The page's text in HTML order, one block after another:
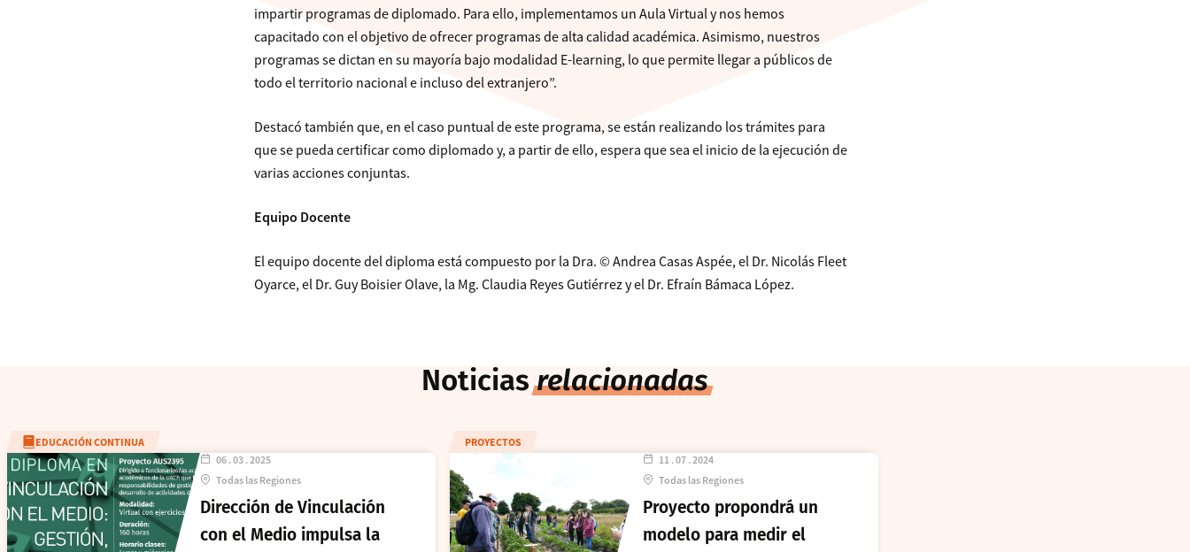
impartir programas de diplomado. Para ello, implementamos un Aula Virtual y nos hemos
capacitado con el objetivo de ofrecer programas de alta calidad académica. Asimismo, nuestros
programas se dictan en su mayoría bajo modalidad E-learning, lo que permite llegar a públicos de
todo el territorio nacional e incluso del extranjero”.
Destacó también que, en el caso puntual de este programa, se están realizando los trámites para
que se pueda certificar como diplomado y, a partir de ello, espera que sea el inicio de la ejecución de
varias acciones conjuntas.
Equipo Docente
El equipo docente del diploma está compuesto por la Dra. © Andrea Casas Aspée, el Dr. Nicolás Fleet
Oyarce, el Dr. Guy Boisier Olave, la Mg. Claudia Reyes Gutiérrez y el Dr. Efraín Bámaca López.
Noticiasrelacionadas
EDUCACIÓN CONTINUA
06 . 03 . 2025
Todas las Regiones
Dirección de Vinculación
con el Medio impulsa la
PROYECTOS
11 . 07 . 2024
Todas las Regiones
Proyecto propondrá un
modelo para medir el